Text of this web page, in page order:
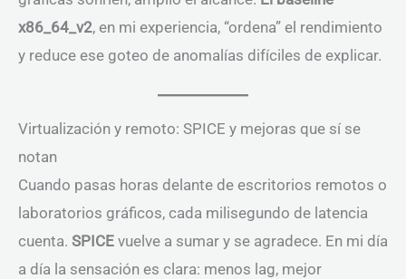
x86_64_v2, en mi experiencia, “ordena” el rendimiento
y reduce ese goteo de anomalías difíciles de explicar.
Virtualización y remoto: SPICE y mejoras que sí se
notan
Cuando pasas horas delante de escritorios remotos o
laboratorios gráficos, cada milisegundo de latencia
cuenta. SPICE vuelve a sumar y se agradece. En mi día
a día la sensación es clara: menos lag, mejor